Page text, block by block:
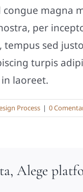
magna
per
sed
turpis
laoreet.
Process | 0
Alege